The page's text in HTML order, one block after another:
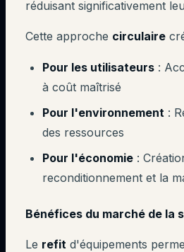
réduisant significativement
Cette approche circulaire
Pour les utilisateurs :
à coût maîtrisé
Pour l'environnement :
des ressources
Pour l'économie :
reconditionnement et la
Bénéfices du marché de la
Le refit d'équipements